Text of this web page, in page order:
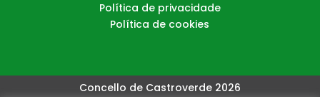
Política de privacidade
Política de cookies
Concello de Castroverde 2026